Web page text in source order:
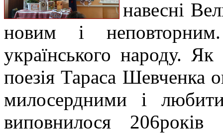
навесні
новим і
українського народу.
поезія Тараса Шевченка
милосердними і
виповнилося